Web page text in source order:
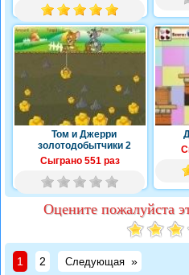
Том и Джерри
золотодобытчики 2
Сыграно 551 раз
Оцените пожалуйста
1 2 Следующая »